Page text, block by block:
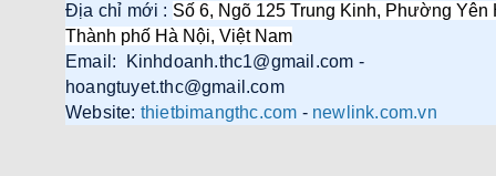
Địa chỉ mới : Số 6, Ngõ 125 Trung Kinh, Phường Yên
Thành phố Hà Nội, Việt Nam
Email: Kinhdoanh.thc1@gmail.com -
hoangtuyet.thc@gmail.com
Website: thietbimangthc.com - newlink.com.vn